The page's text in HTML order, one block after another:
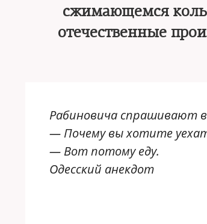
сжимающемся
отечественные
Рабиновича спрашивают
— Почему вы хотите
— Вот потому еду.
Одесский анекдот